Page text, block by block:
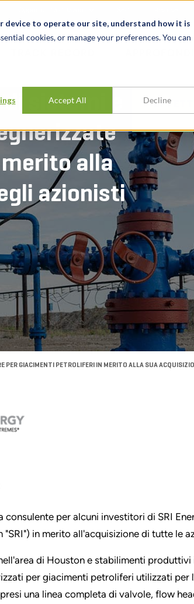
to operate our site, understand how it is
cookies, or manage your preferences. You can
Accept All Decline
sistemi e
alla
azionisti
GIACIMENTI PETROLIFERI IN MERITO ALLA SUA
consulente per alcuni investitori di SRI
in merito all'acquisizione di tutte le
di Houston e stabilimenti
per giacimenti petroliferi utilizzati
una linea completa di valvole, flow